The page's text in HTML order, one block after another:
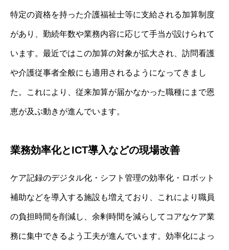
特定の資格を持った介護福祉士等に支給される加算制度
があり、勤続年数や業務内容に応じて手当が設けられて
います。最近ではこの加算の対象が拡大され、訪問看護
や介護従事者全般にも適用されるようになってきまし
た。これにより、従来加算が届かなかった職種にまで恩
恵が及ぶ動きが進んでいます。
業務効率化とICT導入などの現場改善
ケア記録のデジタル化・シフト管理の効率化・ロボット
補助などを導入する施設も増えており、これにより職員
の負担時間を削減し、余剰時間を減らしてコアなケア業
務に集中できるよう工夫が進んでいます。効率化によっ